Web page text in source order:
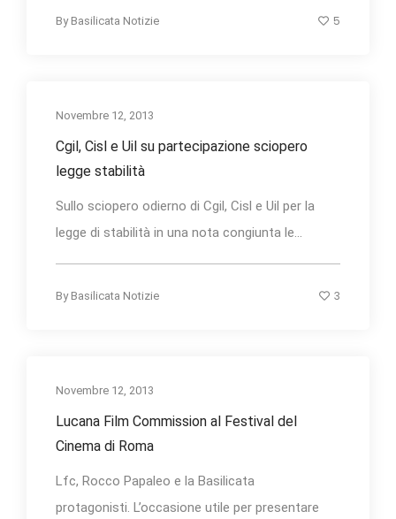
By Basilicata Notizie 5
Novembre 12, 2013
Cgil, Cisl e Uil su partecipazione sciopero
legge stabilità
Sullo sciopero odierno di Cgil, Cisl e Uil per la
legge di stabilità in una nota congiunta le...
By Basilicata Notizie 3
Novembre 12, 2013
Lucana Film Commission al Festival del
Cinema di Roma
Lfc, Rocco Papaleo e la Basilicata
protagonisti. L’occasione utile per presentare